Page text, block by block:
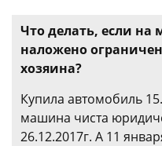
Что делать, если
наложено
хозяина?
Купила автомобиль
машина чиста
26.12.2017г. А 11